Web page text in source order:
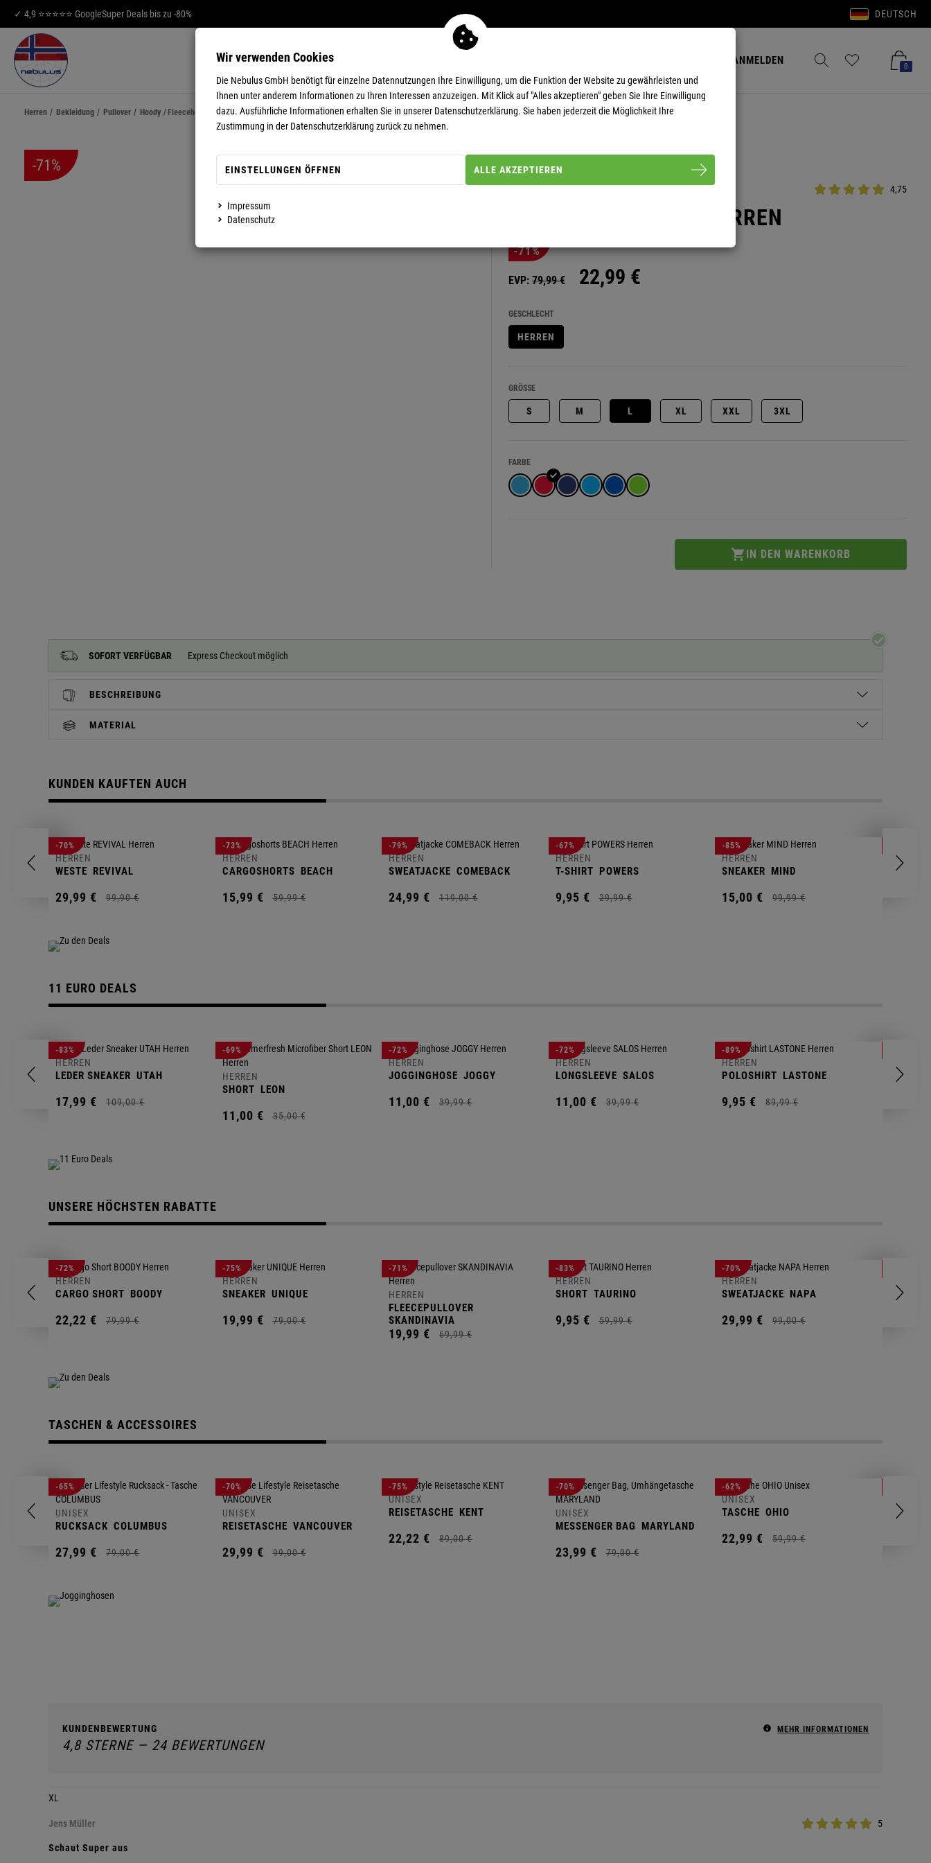
✓ 4,9 ⭐⭐⭐⭐⭐ GoogleSuper Deals bis zu -80% DEUTSCH
HERREN DAMEN AnmeldenANMELDEN Merkzettel aufklappenWarenkorb
0
Herren / Bekleidung / Pullover / Hoody / Fleecehoody MILL Herren
-71%
MEHR ANZEIGEN
Artikel-Nummer: 20000297 4,75
FLEECEHOODY MILL HERREN
-71%
EVP: 79,99 € 22,99 €
GESCHLECHT
HERREN
GRÖSSE
S M L XL XXL 3XL
FARBE
SOFORT VERFÜGBAR Express Checkout möglich
BESCHREIBUNG
MATERIAL
KUNDEN KAUFTEN AUCH
-70%
HERREN
WESTE REVIVAL
29,99 € 99,90 €
-73%
HERREN
CARGOSHORTS BEACH
15,99 € 59,99 €
-79%
HERREN
SWEATJACKE COMEBACK
24,99 € 119,00 €
-67%
HERREN
T-SHIRT POWERS
9,95 € 29,99 €
-85%
HERREN
SNEAKER MIND
15,00 € 99,99 €
11 EURO DEALS
-83%
HERREN
LEDER SNEAKER UTAH
17,99 € 109,00 €
-69%
HERREN
SHORT LEON
11,00 € 35,00 €
-72%
HERREN
JOGGINGHOSE JOGGY
11,00 € 39,99 €
-72%
HERREN
LONGSLEEVE SALOS
11,00 € 39,99 €
-89%
HERREN
POLOSHIRT LASTONE
9,95 € 89,99 €
SHORT
UNSERE HÖCHSTEN RABATTE
-72%
HERREN
CARGO SHORT BOODY
22,22 € 79,99 €
-75%
HERREN
SNEAKER UNIQUE
19,99 € 79,00 €
-71%
HERREN
FLEECEPULLOVER
SKANDINAVIA
19,99 € 69,99 €
-83%
HERREN
SHORT TAURINO
9,95 € 59,99 €
-70%
HERREN
SWEATJACKE NAPA
29,99 € 99,00 €
TASCHEN & ACCESSOIRES
-65%
UNISEX
RUCKSACK COLUMBUS
27,99 € 79,00 €
-70%
UNISEX
REISETASCHE VANCOUVER
29,99 € 99,00 €
-75%
UNISEX
REISETASCHE KENT
22,22 € 89,00 €
-70%
UNISEX
MESSENGER BAG MARYLAND
23,99 € 79,00 €
-62%
UNISEX
TASCHE OHIO
22,99 € 59,99 €
KUNDENBEWERTUNG MEHR INFORMATIONEN
4,8 STERNE — 24 BEWERTUNGEN
XL
Jens Müller 5
Schaut Super aus
Wir verwenden Cookies
Die Nebulus GmbH benötigt für einzelne Datennutzungen Ihre Einwilligung, um die Funktion der Website zu gewährleisten und
Ihnen unter anderem Informationen zu Ihren Interessen anzuzeigen. Mit Klick auf "Alles akzeptieren" geben Sie Ihre Einwilligung
dazu. Ausführliche Informationen erhalten Sie in unserer Datenschutzerklärung. Sie haben jederzeit die Möglichkeit Ihre
Zustimmung in der Datenschutzerklärung zurück zu nehmen.
EINSTELLUNGEN ÖFFNEN ALLE AKZEPTIEREN
Impressum
Datenschutz